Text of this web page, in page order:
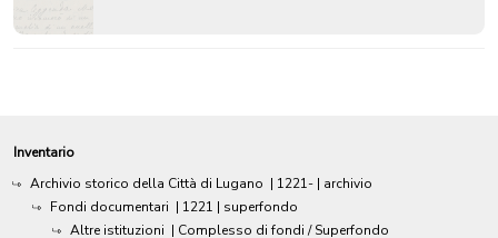
Inventario
Archivio storico della Città di Lugano | 1221- | archivio
Fondi documentari | 1221 | superfondo
Altre istituzioni | Complesso di fondi / Superfondo